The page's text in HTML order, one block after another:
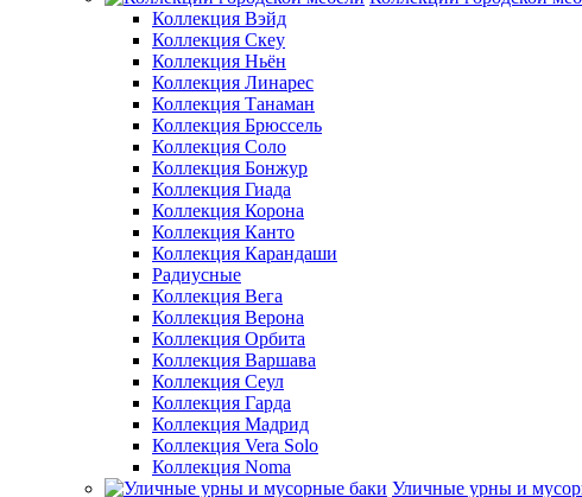
Коллекция Вэйд
Коллекция Скеу
Коллекция Ньён
Коллекция Линарес
Коллекция Танаман
Коллекция Брюссель
Коллекция Соло
Коллекция Бонжур
Коллекция Гиада
Коллекция Корона
Коллекция Канто
Коллекция Карандаши
Радиусные
Коллекция Вега
Коллекция Верона
Коллекция Орбита
Коллекция Варшава
Коллекция Сеул
Коллекция Гарда
Коллекция Мадрид
Коллекция Vera Solo
Коллекция Noma
Уличные урны и